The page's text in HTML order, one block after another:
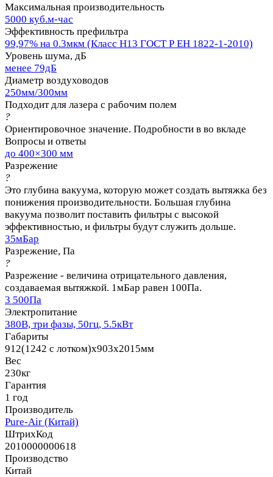
Максимальная производительность
5000 куб.м-час
Эффективность префильтра
99,97% на 0.3мкм (Класс Н13 ГОСТ Р ЕН 1822-1-2010)
Уровень шума, дБ
менее 79дБ
Диаметр воздуховодов
250мм/300мм
Подходит для лазера с рабочим полем
?
Ориентировочное значение. Подробности в во вкладе
Вопросы и ответы
до 400×300 мм
Разрежение
?
Это глубина вакуума, которую может создать вытяжка без
понижения производительности. Большая глубина
вакуума позволит поставить фильтры с высокой
эффективностью, и фильтры будут служить дольше.
35мБар
Разрежение, Па
?
Разрежение - величина отрицательного давления,
создаваемая вытяжкой. 1мБар равен 100Па.
3 500Па
Электропитание
380В, три фазы, 50гц, 5.5кВт
Габариты
912(1242 с лотком)x903x2015мм
Вес
230кг
Гарантия
1 год
Производитель
Pure-Air (Китай)
ШтрихКод
2010000000618
Производство
Китай